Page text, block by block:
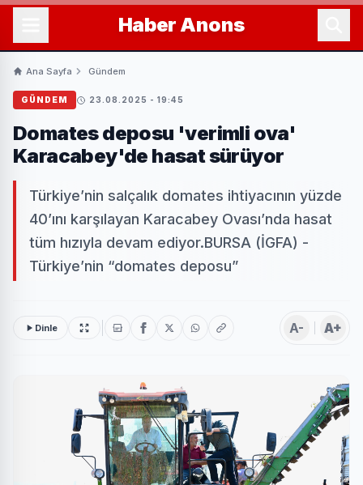
Haber Anons
Ana Sayfa Gündem
GÜNDEM 23.08.2025 - 19:45
Domates deposu 'verimli ova'
Karacabey'de hasat sürüyor
Türkiye’nin salçalık domates ihtiyacının yüzde
40’ını karşılayan Karacabey Ovası’nda hasat
tüm hızıyla devam ediyor.BURSA (İGFA) -
Türkiye’nin “domates deposu”
Dinle A- A+